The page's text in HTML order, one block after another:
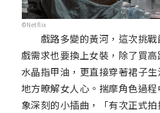
©Netflix
戲路多變的黃河，這次挑戰
戲需求也要換上女裝，除了買
水晶指甲油，更直接穿著裙子
地方暸解女人心。揣摩角色過
象深刻的小插曲，「有次正式